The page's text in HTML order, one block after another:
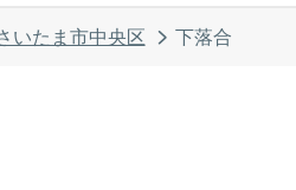
いたま市中央区 下落合